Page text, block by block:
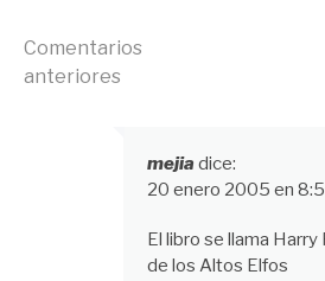
Comentarios
anteriores
mejia dice:
20 enero 2005 en
El libro se llama
de los Altos Elfos